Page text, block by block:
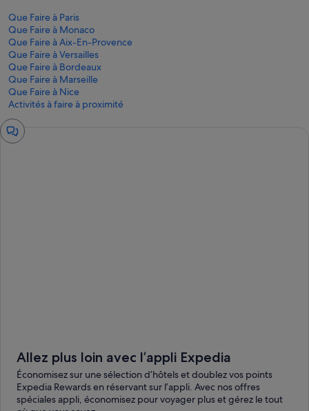
Que Faire à Paris
Que Faire à Monaco
Que Faire à Aix-En-Provence
Que Faire à Versailles
Que Faire à Bordeaux
Que Faire à Marseille
Que Faire à Nice
Activités à faire à proximité
Fenêtre
de
Allez plus loin avec l’appli Expedia
Économisez sur une sélection d’hôtels et doublez vos points
Expedia Rewards en réservant sur l’appli. Avec nos offres
spéciales appli, économisez pour voyager plus et gérez le tout